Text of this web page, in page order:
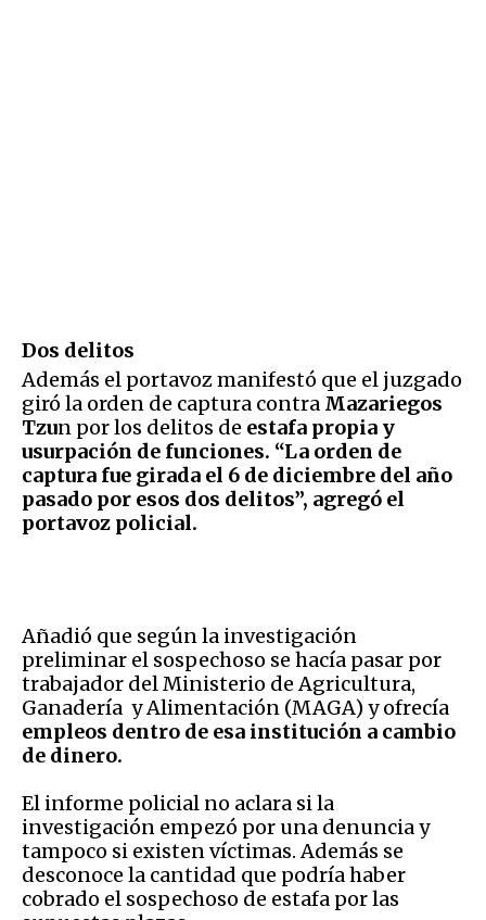
Dos delitos
Además el portavoz manifestó que el juzgado
giró la orden de captura contra Mazariegos
Tzun por los delitos de estafa propia y
usurpación de funciones. “La orden de
captura fue girada el 6 de diciembre del año
pasado por esos dos delitos”, agregó el
portavoz policial.
Añadió que según la investigación
preliminar el sospechoso se hacía pasar por
trabajador del Ministerio de Agricultura,
Ganadería y Alimentación (MAGA) y ofrecía
empleos dentro de esa institución a cambio
de dinero.
El informe policial no aclara si la
investigación empezó por una denuncia y
tampoco si existen víctimas. Además se
desconoce la cantidad que podría haber
cobrado el sospechoso de estafa por las